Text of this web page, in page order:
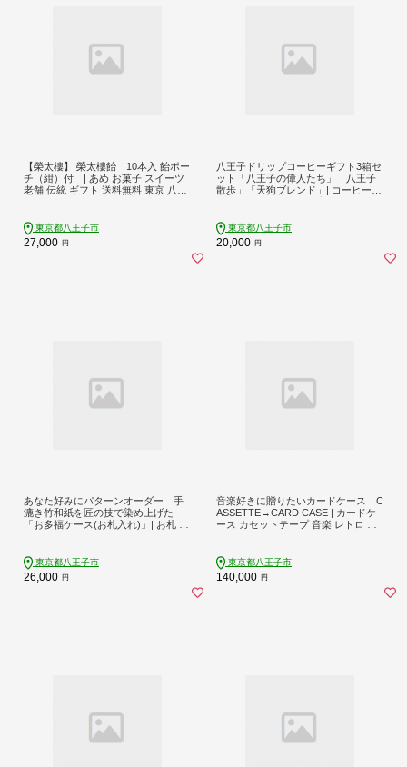
【榮太樓】 榮太樓飴 10本入 飴ポー
チ（紺）付 | あめ お菓子 スイーツ
老舗 伝統 ギフト 送料無料 東京 八王
東京都八王子市
27,000 円
八王子ドリップコーヒーギフト3箱セ
ット「八王子の偉人たち」「八王子
散歩」「天狗ブレンド」| コーヒー
東京都八王子市
20,000 円
あなた好みにパターンオーダー 手
漉き竹和紙を匠の技で染め上げた
「お多福ケース(お札入れ)」| お札 オ
東京都八王子市
26,000 円
音楽好きに贈りたいカードケース C
ASSETTE→CARD CASE | カードケ
ース カセットテープ 音楽 レトロ ギ
東京都八王子市
140,000 円